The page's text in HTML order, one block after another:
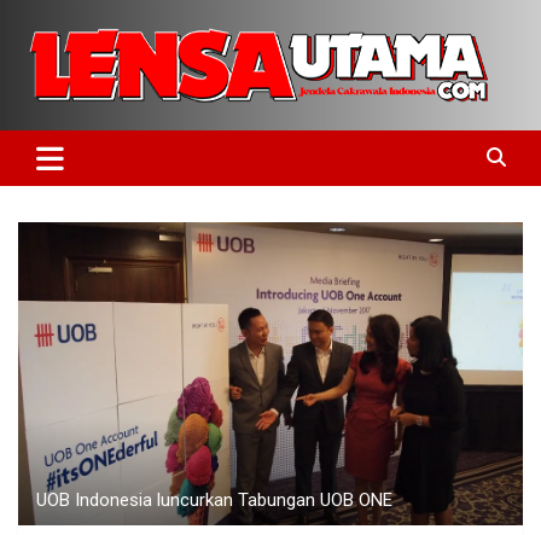
LensaUtama
UOB Indonesia luncurkan Tabungan UOB ONE